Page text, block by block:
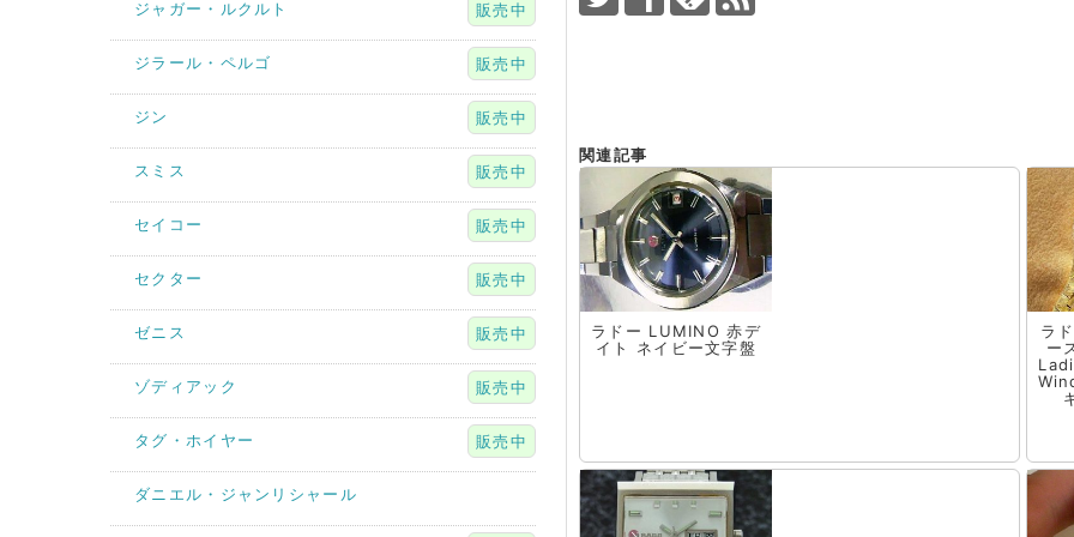
関連記事
ラドー LUMINO 赤デ
イト ネイビー文字盤
ラ
ー
ジャガー・ルクルト 販売中
ジラール・ペルゴ 販売中
ジン 販売中
スミス 販売中
セイコー 販売中
セクター 販売中
ゼニス 販売中
ゾディアック 販売中
タグ・ホイヤー 販売中
ダニエル・ジャンリシャール